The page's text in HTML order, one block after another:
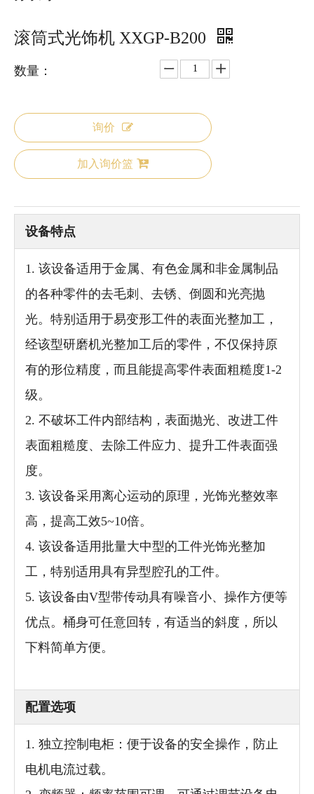
滚筒式光饰机 XXGP-B200
数量：
询价
加入询价篮
设备特点
1. 该设备适用于金属、有色金属和非金属制品
的各种零件的去毛刺、去锈、倒圆和光亮抛
光。特别适用于易变形工件的表面光整加工，
经该型研磨机光整加工后的零件，不仅保持原
有的形位精度，而且能提高零件表面粗糙度1-2
级。
2. 不破坏工件内部结构，表面抛光、改进工件
表面粗糙度、去除工件应力、提升工件表面强
度。
3. 该设备采用离心运动的原理，光饰光整效率
高，提高工效5~10倍。
4. 该设备适用批量大中型的工件光饰光整加
工，特别适用具有异型腔孔的工件。
5. 该设备由V型带传动具有噪音小、操作方便等
优点。桶身可任意回转，有适当的斜度，所以
下料简单方便。
配置选项
1. 独立控制电柜：便于设备的安全操作，防止
电机电流过载。